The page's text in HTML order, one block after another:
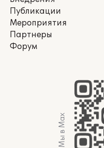
Публикации
Мероприятия
Партнеры
Форум
Мы в Max